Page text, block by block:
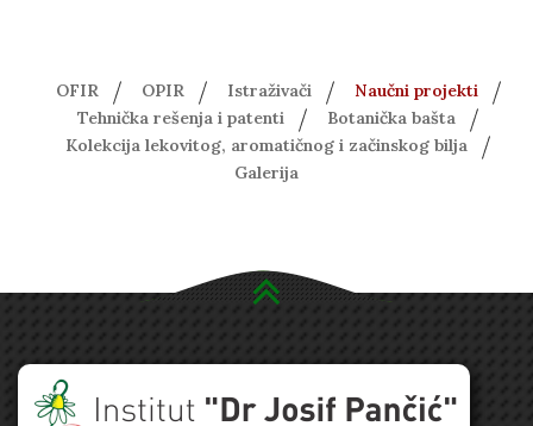
OFIR OPIR Istraživači
Naučni projekti
Tehnička rešenja i patenti
Botanička bašta
Kolekcija lekovitog, aromatičnog i začinskog bilja
Galerija